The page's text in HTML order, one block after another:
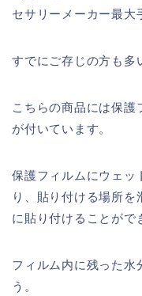
セサリーメーカー最大
すでにご存じの方も多
こちらの商品には保護
が付いています。
保護フィルムにウェッ
り、貼り付ける場所
に貼り付けることがで
フィルム内に残った水
う。